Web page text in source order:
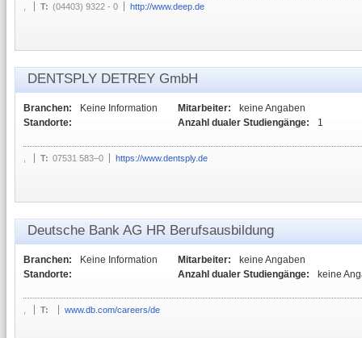
T: (04403) 9322 - 0 http://www.deep.de
DENTSPLY DETREY GmbH
Branchen:
Keine Information
Standorte:
Mitarbeiter:
keine Angaben
Anzahl dualer Studiengänge:
1
T: 07531 583–0 https://www.dentsply.de
Deutsche Bank AG HR Berufsausbildung
Branchen:
Keine Information
Standorte:
Mitarbeiter:
keine Angaben
Anzahl dualer Studiengänge:
keine
T: www.db.com/careers/de